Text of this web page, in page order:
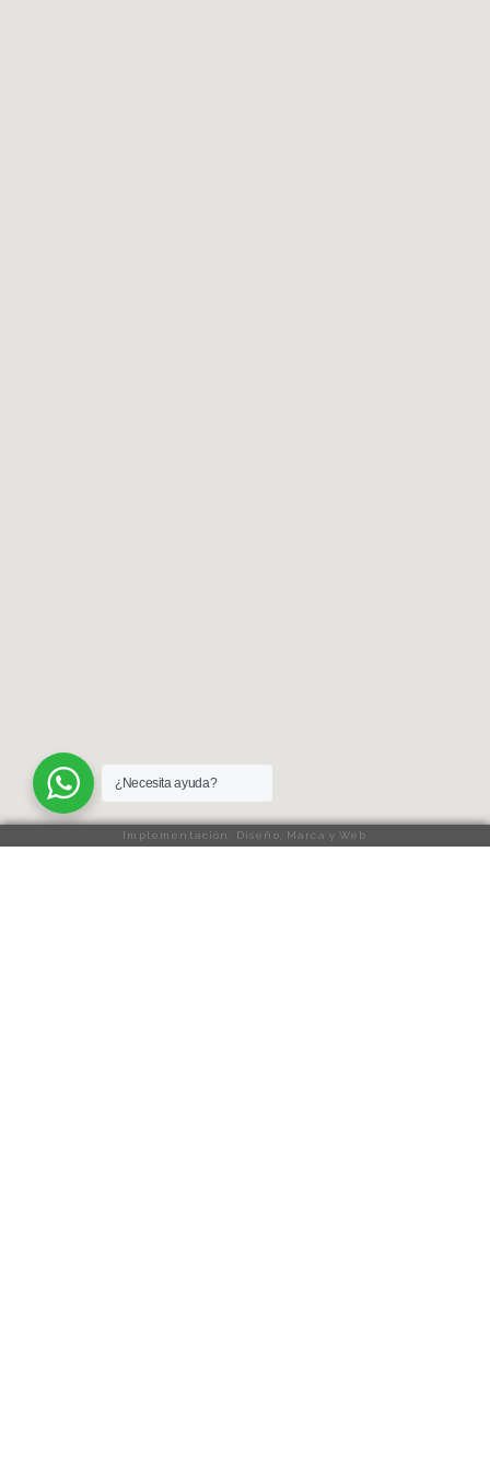
¿Necesita ayuda?
Implementación: Diseño, Marca y Web